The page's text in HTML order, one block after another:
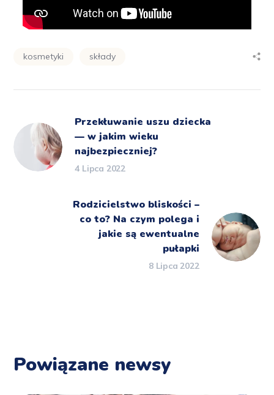
kosmetyki składy
Przekłuwanie uszu dziecka
— w jakim wieku
najbezpieczniej?
4 Lipca 2022
Rodzicielstwo bliskości –
co to? Na czym polega i
jakie są ewentualne
pułapki
8 Lipca 2022
Powiązane newsy